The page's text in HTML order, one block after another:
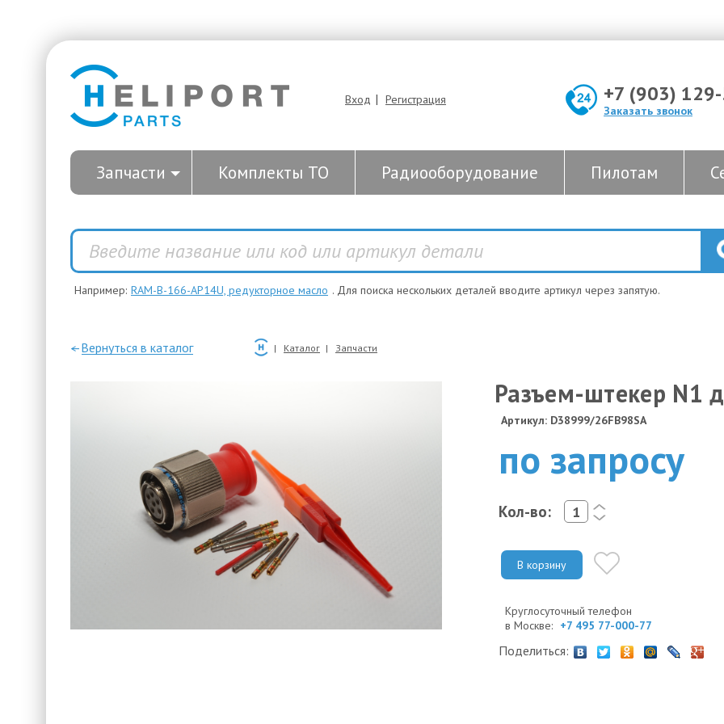
Вход | Регистрация +7 (903)
Заказать звонок
Запчасти Комплекты ТО Радиооборудование Пилотам
Например: RAM-B-166-AP14U, редукторное масло . Для поиска нескольких деталей вводите артикул через запятую.
—Вернуться в каталог Каталог Запчасти
Разъем-штекер N1
Артикул: D38999/26FB98SA
по запросу
Кол-во:
<
>
В корзину
Круглосуточный телефон
в Москве: +7 495 77-000-77
Поделиться: